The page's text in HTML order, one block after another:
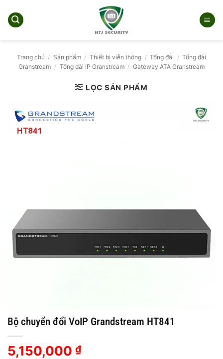
qua
Trang chủ / Sản phẩm / Thiết bị viễn thông / Tổng đài / Tổng đài
Granstream / Tổng đài IP Granstream / Gateway ATA Granstream
LỌC SẢN PHẨM
Bộ chuyển đổi VoIP Grandstream HT841
5,150,000 ₫